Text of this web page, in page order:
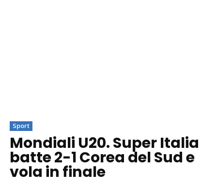
Sport
Mondiali U20. Super Italia
batte 2-1 Corea del Sud e
vola in finale